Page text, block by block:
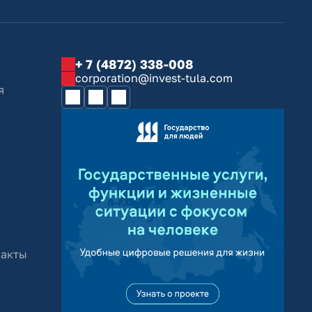
+ 7 (4872) 338-008
corporation@invest-tula.com